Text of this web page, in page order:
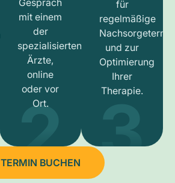
mit einem
der
spezialisierten
Ärzte,
online
oder vor
Ort.
2
für
regelmäßige
und zur
Optimierung
Ihrer
Therapie.
3
TERMIN BUCHEN